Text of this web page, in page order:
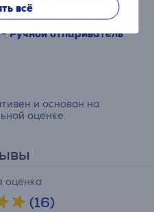
всё
Ручной отпариватель
и основан на
оценке.
оценка
(16)